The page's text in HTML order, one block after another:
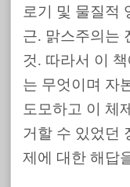
로기 및 물질적
근. 맑스주의는
것. 따라서 이
는 무엇이며 자
도모하고 이 체
거할 수 있었던
제에 대한 해답